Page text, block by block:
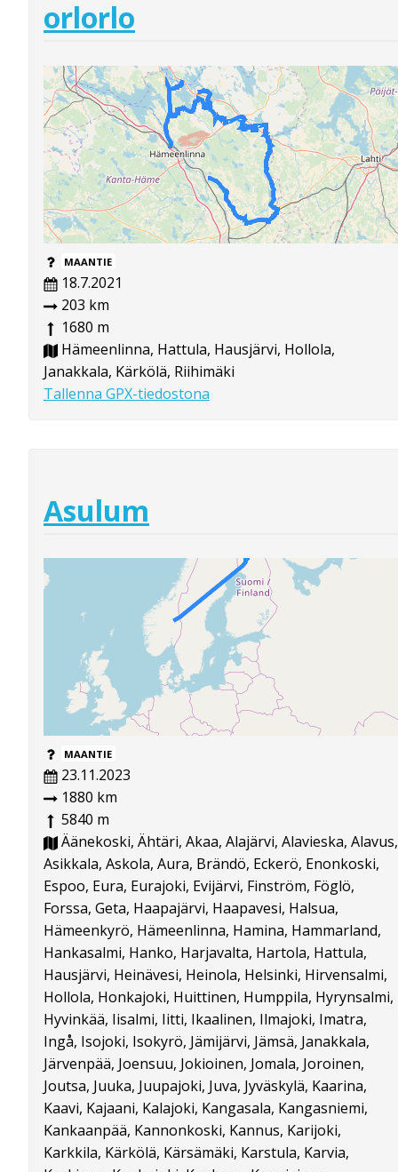
orlorlo
MAANTIE
18.7.2021
203 km
1680 m
Hämeenlinna, Hattula, Hausjärvi, Hollola,
Janakkala, Kärkölä, Riihimäki
Tallenna GPX-tiedostona
Asulum
MAANTIE
23.11.2023
1880 km
5840 m
Äänekoski, Ähtäri, Akaa, Alajärvi, Alavieska, Alavus,
Asikkala, Askola, Aura, Brändö, Eckerö, Enonkoski,
Espoo, Eura, Eurajoki, Evijärvi, Finström, Föglö,
Forssa, Geta, Haapajärvi, Haapavesi, Halsua,
Hämeenkyrö, Hämeenlinna, Hamina, Hammarland,
Hankasalmi, Hanko, Harjavalta, Hartola, Hattula,
Hausjärvi, Heinävesi, Heinola, Helsinki, Hirvensalmi,
Hollola, Honkajoki, Huittinen, Humppila, Hyrynsalmi,
Hyvinkää, Iisalmi, Iitti, Ikaalinen, Ilmajoki, Imatra,
Ingå, Isojoki, Isokyrö, Jämijärvi, Jämsä, Janakkala,
Järvenpää, Joensuu, Jokioinen, Jomala, Joroinen,
Joutsa, Juuka, Juupajoki, Juva, Jyväskylä, Kaarina,
Kaavi, Kajaani, Kalajoki, Kangasala, Kangasniemi,
Kankaanpää, Kannonkoski, Kannus, Karijoki,
Karkkila, Kärkölä, Kärsämäki, Karstula, Karvia,